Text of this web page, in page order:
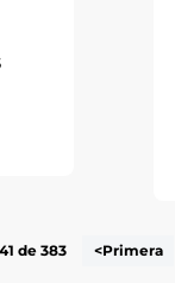
de 383 <Primera